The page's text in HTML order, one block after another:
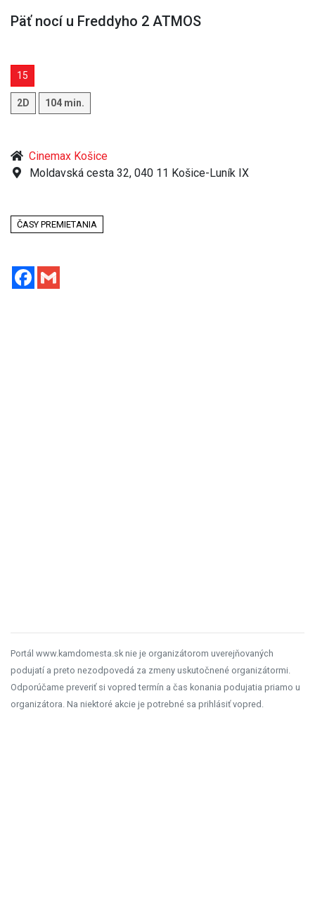
Päť nocí u Freddyho 2 ATMOS
15
2D 104 min.
Cinemax Košice
Moldavská cesta 32, 040 11 Košice-Luník IX
ČASY PREMIETANIA
Facebook
Portál www.kamdomesta.sk nie je organizátorom uverejňovaných
podujatí a preto nezodpovedá za zmeny uskutočnené organizátormi.
Odporúčame preveriť si vopred termín a čas konania podujatia priamo u
organizátora. Na niektoré akcie je potrebné sa prihlásiť vopred.